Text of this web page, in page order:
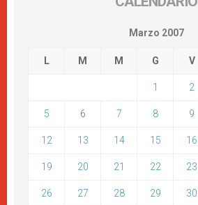
Marzo 2007
L M M G V
1 2
5 6 7 8 9
12 13 14 15 16
19 20 21 22 23
26 27 28 29 30